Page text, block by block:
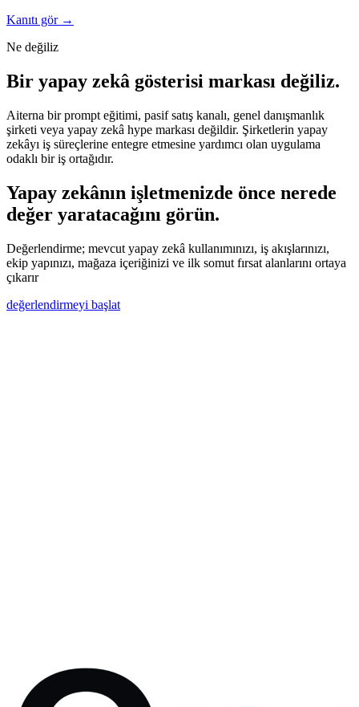
Kanıtı gör →
Ne değiliz
Bir yapay zekâ gösterisi markası değiliz.
Aiterna bir prompt eğitimi, pasif satış kanalı, genel danışmanlık
şirketi veya yapay zekâ hype markası değildir. Şirketlerin yapay
zekâyı iş süreçlerine entegre etmesine yardımcı olan uygulama
odaklı bir iş ortağıdır.
Yapay zekânın işletmenizde önce nerede
değer yaratacağını görün.
Değerlendirme; mevcut yapay zekâ kullanımınızı, iş akışlarınızı,
ekip yapınızı, mağaza içeriğinizi ve ilk somut fırsat alanlarını ortaya
çıkarır
değerlendirmeyi başlat